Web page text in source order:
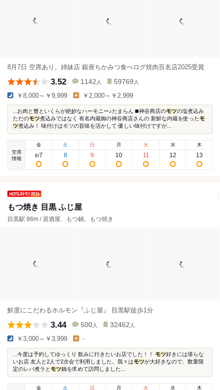
8月7日 空席あり。姉妹店 銀座ちかみつ食べログ焼肉百名店2025受賞
3.52 1142 人 59769 人
￥8,000～￥9,999 ￥2,000～￥2,999
...お肉と蟹といくらが絶妙なハーモニー♪たまらん ◼️神谷商店のモツの塩煮込み
ただのモツ煮込みではなく 有名内蔵御の神谷商店さんの 新鮮な内蔵を使ったモ
ツ煮込み！ 味付けはモツの旨味を活かして 優しい味付けですが...
空席
情報
金
8/7
土
8
日
9
月
10
火
11
水
12
木
13
もつ焼き 目黒 ふじ屋
目黒駅 86m / 居酒屋、もつ鍋、もつ焼き
鮮度にこだわるホルモン『ふじ屋』 目黒駅徒歩1分
3.44 500 人 32462 人
￥3,000～￥3,999 -
...今度は予約してゆっくり 飲みに行きたいお店でした！！ モツ好きには堪らな
いお店 友人と2人で2次会で利用しました。我々はモツが大好きなので、数量限
定のレバ煮ラとモツ鍋を求めて訪問しました...
金 土 日 月 火 水 木